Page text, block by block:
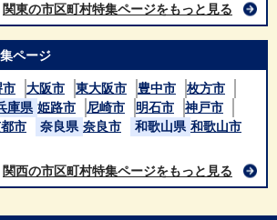
関東の市区町村特集ページをもっと見る
ページ
市 大阪市 東大阪市 豊中市
枚方市
庫県 姫路市 尼崎市 明石市
神戸市
市 奈良県 奈良市 和歌山県 和歌山市
関西の市区町村特集ページをもっと見る